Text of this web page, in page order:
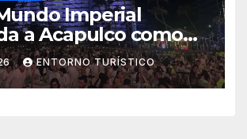
Imperial
a Acapulco como
para la industria
ENTORNO TURÍSTICO